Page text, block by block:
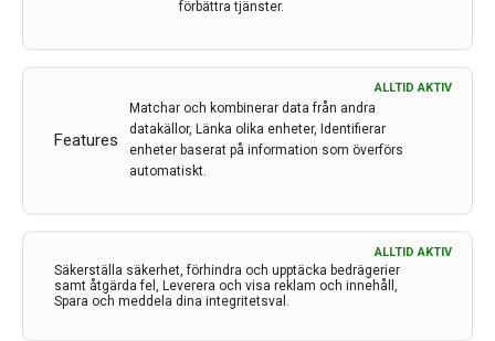
förbättra tjänster.
Features
ALLTID AKTIV
Matchar och kombinerar data från andra
datakällor, Länka olika enheter, Identifierar
enheter baserat på information som överförs
automatiskt.
Säkerställa säkerhet, förhindra och upptäcka bedrägerier
samt åtgärda fel, Leverera och visa reklam och innehåll,
Spara och meddela dina integritetsval.
ALLTID AKTIV
Spinocerebellär ataxi typ 4 har varit ett av…